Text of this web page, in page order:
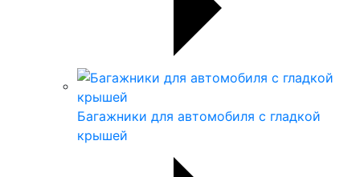
Багажники для автомобиля с гладкой
крышей